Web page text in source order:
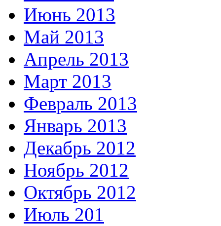
Июнь 2013
Май 2013
Апрель 2013
Март 2013
Февраль 2013
Январь 2013
Декабрь 2012
Ноябрь 2012
Октябрь 2012
Июль 201